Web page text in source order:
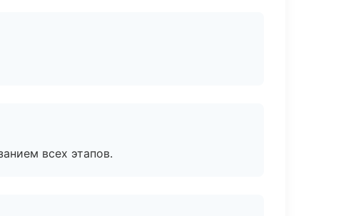
всех этапов.